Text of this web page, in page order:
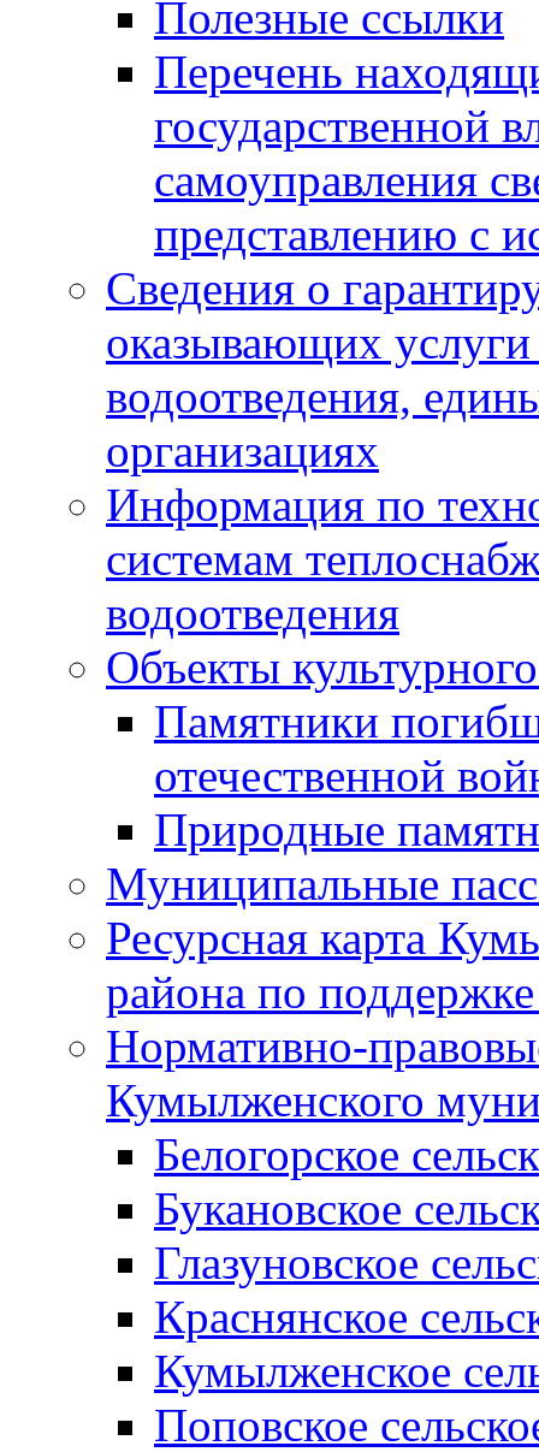
Полезные ссылки
Перечень
государственной
самоуправления
представлению с
Сведения о
оказывающих
водоотведения,
организациях
Информация по
системам
водоотведения
Объекты
Памятники
отечественной
Природные
Муниципальные
Ресурсная карта
района по
Нормативно-
Кумылженского
Белогорское
Букановское
Глазуновское
Краснянское
Кумылженское
Поповское